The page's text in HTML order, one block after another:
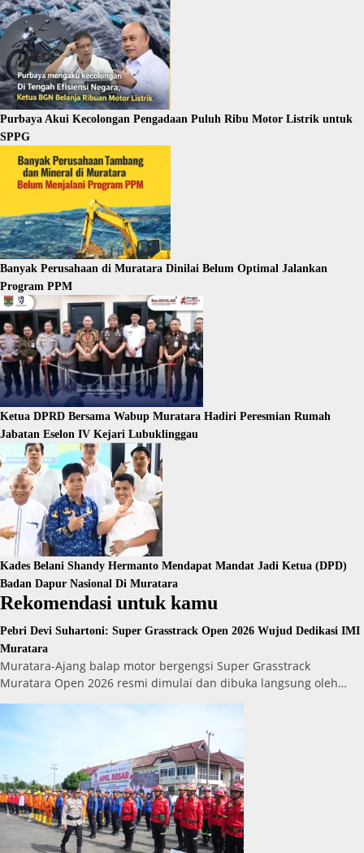
Purbaya Akui Kecolongan Pengadaan Puluh Ribu Motor Listrik untuk
SPPG
Banyak Perusahaan di Muratara Dinilai Belum Optimal Jalankan
Program PPM
Ketua DPRD Bersama Wabup Muratara Hadiri Peresmian Rumah
Jabatan Eselon IV Kejari Lubuklinggau
Kades Belani Shandy Hermanto Mendapat Mandat Jadi Ketua (DPD)
Badan Dapur Nasional Di Muratara
Rekomendasi untuk kamu
Pebri Devi Suhartoni: Super Grasstrack Open 2026 Wujud Dedikasi IMI
Muratara
Muratara-Ajang balap motor bergengsi Super Grasstrack
Muratara Open 2026 resmi dimulai dan dibuka langsung oleh…